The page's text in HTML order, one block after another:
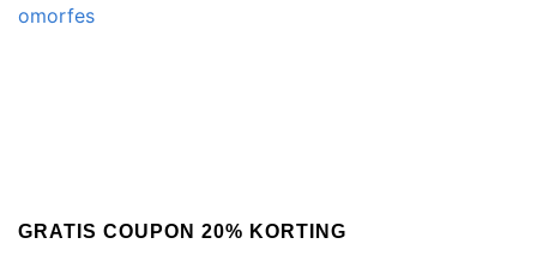
omorfes
GRATIS COUPON 20% KORTING